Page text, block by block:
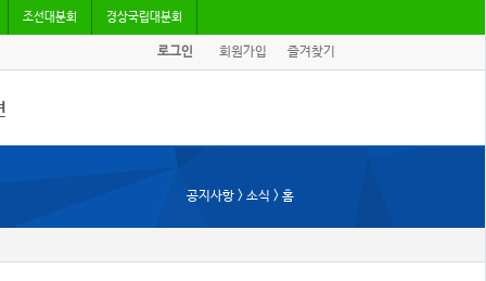
조선대분회 경상국립대분회
로그인 회원가입 즐겨찾기
공지사항 > 소식 > 홈